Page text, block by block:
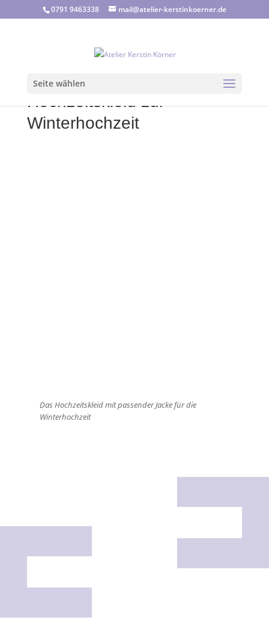
0791 9463338 mail@atelier-kerstinkoerner.de
Seite wählen
Hochzeitskleid zur
Winterhochzeit
Das Hochzeitskleid mit passender Jacke für die
Winterhochzeit